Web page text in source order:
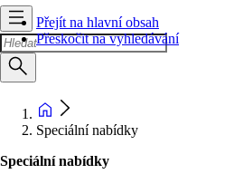
Přejít na hlavní obsah
Přeskočit na vyhledávání
Speciální nabídky
Speciální nabídky